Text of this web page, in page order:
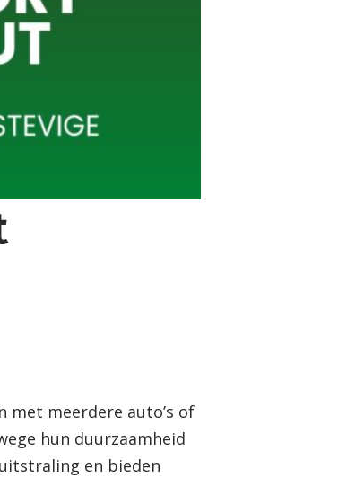
met meerdere auto’s of
hun duurzaamheid
en bieden